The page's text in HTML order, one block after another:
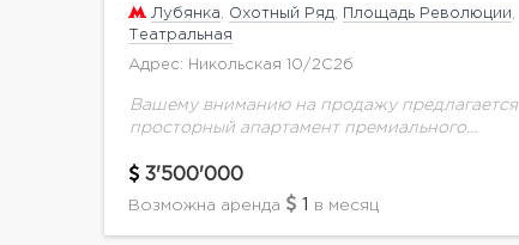
Лубянка Охотный Ряд Площадь Революции
Театральная
Адрес: Никольская 10/2С2б
Вашему вниманию на продажу предлагается
просторный апартамент премиального
доме XIX века St. Nickolas общей площадью
124 кв.м на 2 этаже.В апартаментах
3'500'000
Возможна аренда в месяц